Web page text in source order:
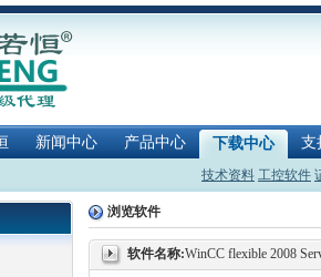
新闻中心 产品中心 下载中心 支
技术资料 工控软件
浏览软件
软件名称:WinCC flexible 2008